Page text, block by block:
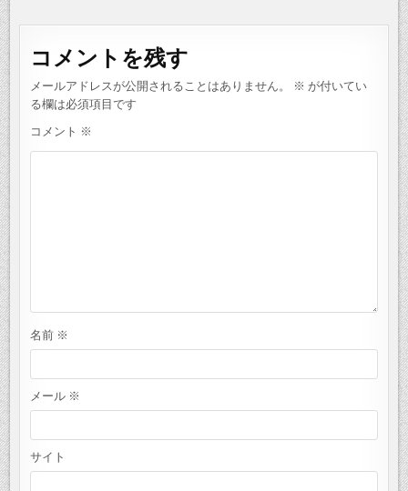
ゲ
ー
シ
ョ
コメントを残す
メールアドレスが公開されることはありません。 ※ が付いてい
る欄は必須項目です
コメント ※
名前 ※
メール ※
サイト